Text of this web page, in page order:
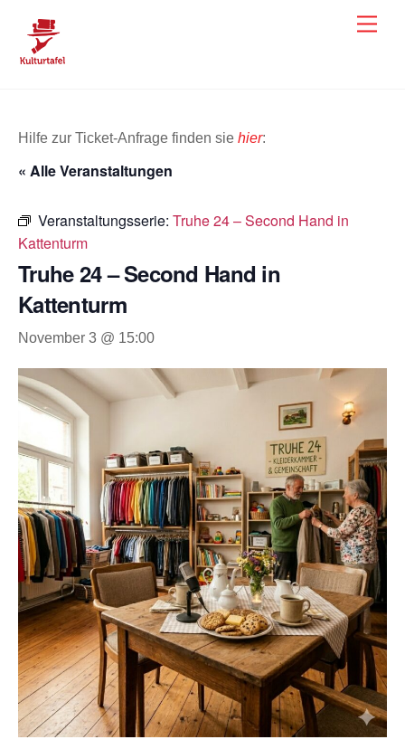
content
Hilfe zur Ticket-Anfrage finden sie hier:
« Alle Veranstaltungen
Veranstaltungsserie: Truhe 24 – Second Hand in
Kattenturm
Truhe 24 – Second Hand in
Kattenturm
November 3 @ 15:00